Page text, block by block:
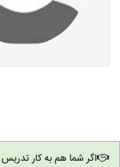
اگر شما هم به کار